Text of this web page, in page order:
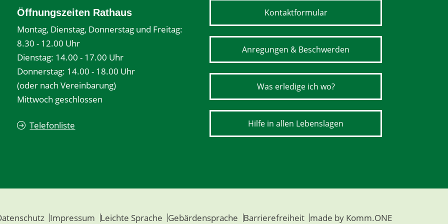
Öffnungszeiten Rathaus
Montag, Dienstag, Donnerstag und Freitag:
8.30 - 12.00 Uhr
Dienstag: 14.00 - 17.00 Uhr
Donnerstag: 14.00 - 18.00 Uhr
(oder nach Vereinbarung)
Mittwoch geschlossen
Telefonliste
Kontaktformular
Anregungen & Beschwerden
Was erledige ich wo?
Hilfe in allen Lebenslagen
Impressum Leichte Sprache Gebärdensprache Barrierefreiheit made by Komm.ONE